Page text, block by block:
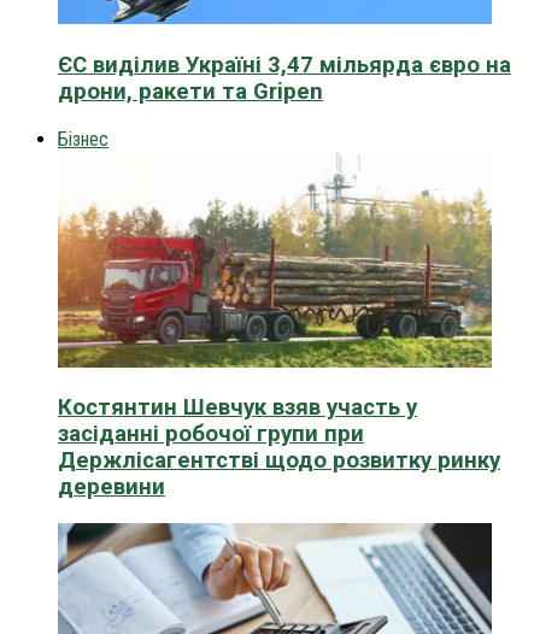
ЄС виділив Україні 3,47 мільярда євро на
дрони, ракети та Gripen
Бізнес
Костянтин Шевчук взяв участь у
засіданні робочої групи при
Держлісагентстві щодо розвитку ринку
деревини